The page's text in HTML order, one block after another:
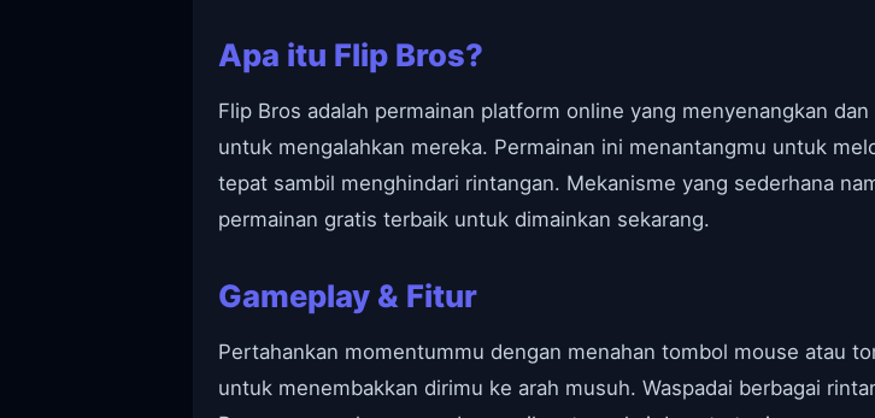
Apa itu Flip Bros?
Flip Bros adalah permainan platform online yang menyenangkan
untuk mengalahkan mereka. Permainan ini menantangmu untuk
tepat sambil menghindari rintangan. Mekanisme yang sederhana
permainan gratis terbaik untuk dimainkan sekarang.
Gameplay & Fitur
Pertahankan momentummu dengan menahan tombol mouse atau
untuk menembakkan dirimu ke arah musuh. Waspadai berbagai